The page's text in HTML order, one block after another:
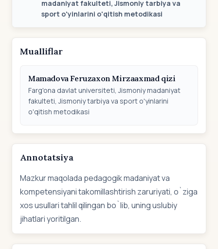
madaniyat fakulteti, Jismoniy tarbiya va
sport o'yinlarini o'qitish metodikasi
Mualliflar
Mamadova Feruzaxon Mirzaaxmad qizi
Farg'ona davlat universiteti, Jismoniy madaniyat
fakulteti, Jismoniy tarbiya va sport o'yinlarini
o'qitish metodikasi
Annotatsiya
Mazkur maqolada pedagogik madaniyat va
kompetensiyani takomillashtirish zaruriyati, o`ziga
xos usullari tahlil qilingan bo`lib, uning uslubiy
jihatlari yoritilgan.